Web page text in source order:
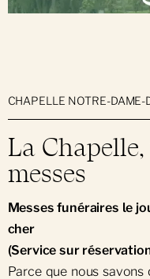
CHAPELLE NOTRE-DAME-
La
messes
Messes funéraires le
cher
(Service sur
Parce que nous